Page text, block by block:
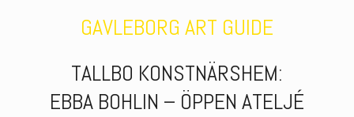
GAVLEBORG ART GUIDE
TALLBO KONSTNÄRSHEM:
EBBA BOHLIN – ÖPPEN ATELJÉ